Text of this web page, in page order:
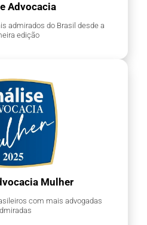
Advocacia​
admirados do Brasil desde a
edição
Mulher
com mais advogadas